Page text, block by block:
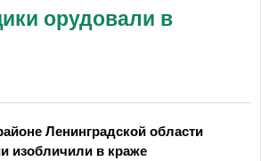
орудовали в
Ленинградской области
изобличили в краже